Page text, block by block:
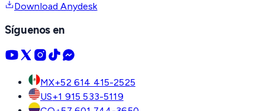
Download Anydesk
Síguenos en
MX+52 614 415-2525
US+1 915 533-5119